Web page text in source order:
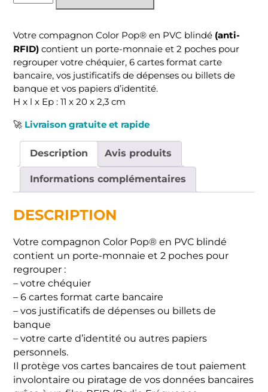
Votre compagnon Color Pop® en PVC blindé (anti-
RFID)contient un porte-monnaie et 2 poches pour
regrouper votre chéquier, 6 cartes format carte
bancaire, vos justificatifs de dépenses ou billets de
banque et vos papiers d’identité.
H x l x Ep : 11 x 20 x 2,3 cm
🚀 Livraison gratuite et rapide
compagnon
anti-
RFID
-
Disco
Description
Avis produits
Informations complémentaires
DESCRIPTION
Votre compagnon Color Pop® en PVC blindé
contient un porte-monnaie et 2 poches pour
regrouper :
– votre chéquier
– 6 cartes format carte bancaire
– vos justificatifs de dépenses ou billets de
banque
– votre carte d’identité ou autres papiers
personnels.
Il protège vos cartes bancaires de tout paiement
involontaire ou piratage de vos données bancaires